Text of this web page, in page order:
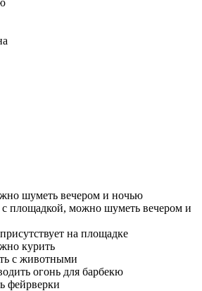
шуметь вечером и ночью
площадкой, можно шуметь вечером и
на площадке
курить
с животными
огонь для барбекю
фейрверки